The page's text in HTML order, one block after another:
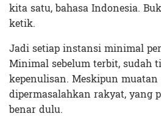
kita satu, bahasa Indonesia.
ketik.
Jadi setiap instansi minimal
Minimal sebelum terbit, sudah
kepenulisan. Meskipun
dipermasalahkan rakyat, yang
benar dulu.